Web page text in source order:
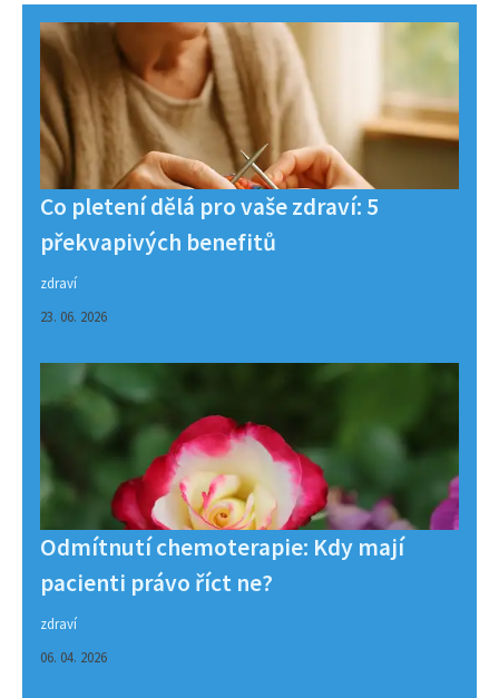
Co pletení dělá pro vaše zdraví: 5
překvapivých benefitů
zdraví
23. 06. 2026
Odmítnutí chemoterapie: Kdy mají
pacienti právo říct ne?
zdraví
06. 04. 2026